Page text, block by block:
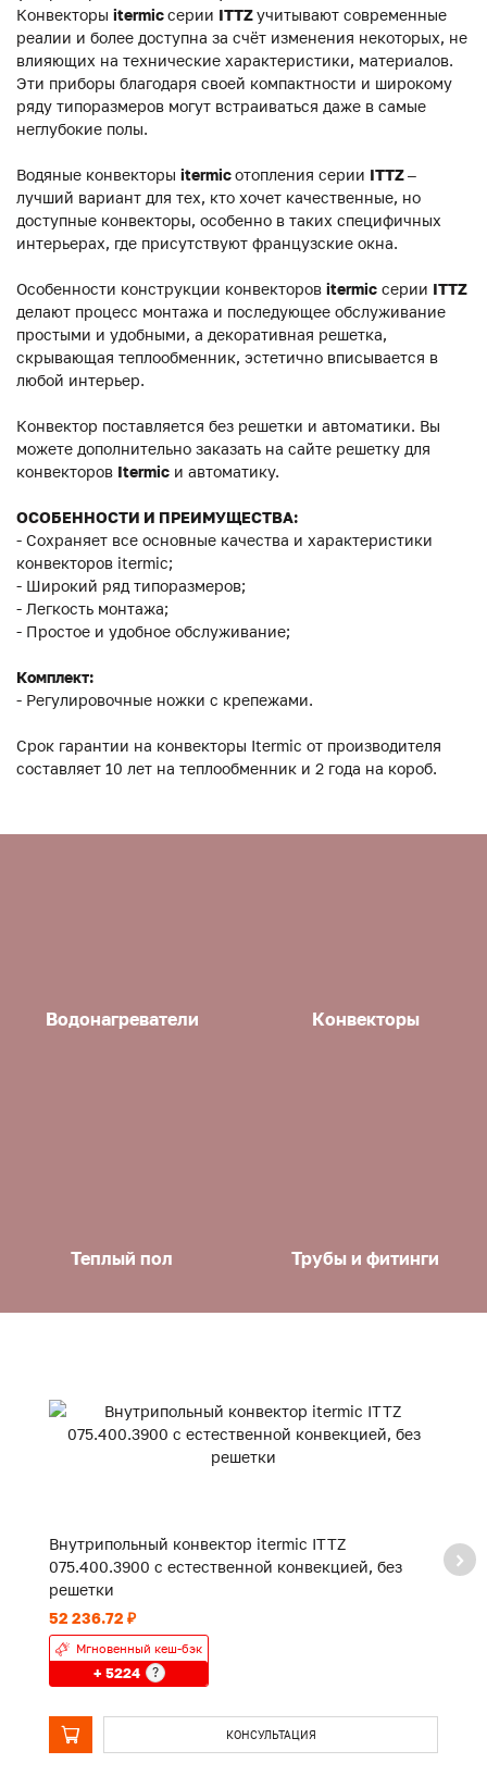
Конвекторы itermicсерии ITTZучитывают современные
реалии и более доступна за счёт изменения некоторых, не
влияющих на технические характеристики, материалов.
Эти приборы благодаря своей компактности и широкому
ряду типоразмеров могут встраиваться даже в самые
неглубокие полы.
Водяные конвекторы itermicотопления серии ITTZ–
лучший вариант для тех, кто хочет качественные, но
доступные конвекторы, особенно в таких специфичных
интерьерах, где присутствуют французские окна.
Особенности конструкции конвекторов itermic серии ITTZ
делают процесс монтажа и последующее обслуживание
простыми и удобными, а декоративная решетка,
скрывающая теплообменник, эстетично вписывается в
любой интерьер.
Конвектор поставляется без решетки и автоматики. Вы
можете дополнительно заказать на сайте решетку для
конвекторов Itermic и автоматику.
ОСОБЕННОСТИ И ПРЕИМУЩЕСТВА:
- Сохраняет все основные качества и характеристики
конвекторов itermic;
- Широкий ряд типоразмеров;
- Легкость монтажа;
- Простое и удобное обслуживание;
Комплект:
- Регулировочные ножки с крепежами.
Срок гарантии на конвекторы Itermic от производителя
составляет 10 лет на теплообменник и 2 года на короб.
Водонагреватели Конвекторы
Теплый пол Трубы и фитинги
Внутрипольный конвектор itermic ITTZ
075.400.3900 с естественной конвекцией, без
решетки
52 236.72 ₽
Мгновенный кеш-бэк
+ 5224 ?
КОНСУЛЬТАЦИЯ